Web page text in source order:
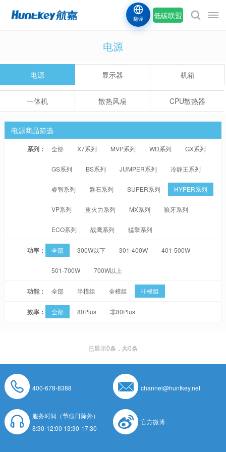
低碳联盟
翻译
电源
电源 显示器 机箱
一体机 散热风扇 CPU散热器
电源商品筛选
系列： 全部 X7系列 MVP系列 WD系列 GX系列
GS系列 BS系列 JUMPER系列 冷静王系列
睿智系列 磐石系列 SUPER系列 HYPER系列
VP系列 重火力系列 MX系列 狼牙系列
ECO系列 战鹰系列 猛擎系列
功率： 全部 300W以下 301-400W 401-500W
501-700W 700W以上
功能： 全部 半模组 全模组 非模组
效率： 全部 80Plus 非80Plus
已显示0条，共0条
400-678-8388 channel@huntkey.net
服务时间（节假日除外）
8:30-12:00 13:30-17:30
官方微博